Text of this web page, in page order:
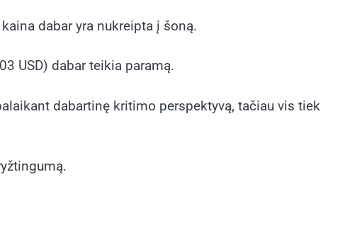
dabar yra nukreipta į šoną.
USD) dabar teikia paramą.
dabartinę kritimo perspektyvą, tačiau vis tiek